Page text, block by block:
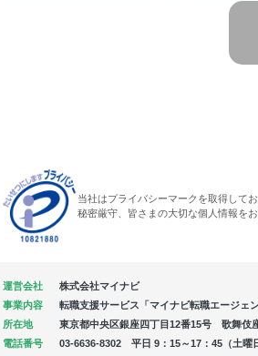
当社はプライバシーマークを取得してお
秘密厳守、皆さまの大切な個人情報をお
運営会社
株式会社マイナビ
事業内容
転職支援サービス「マイナビ転職エージェ
所在地
東京都中央区銀座四丁目12番15号 歌舞伎
電話番号
03-6636-8302 平日 9：15～17：45（土曜